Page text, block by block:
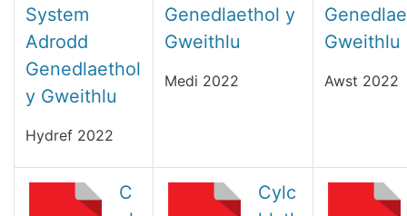
System
Adrodd
Genedlaethol
y Gweithlu
Hydref 2022
Genedlaethol y
Gweithlu
Medi 2022
Gweithlu
Awst 2022
C
Cylc